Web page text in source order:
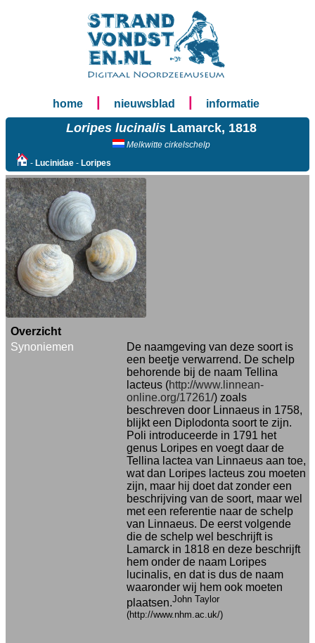
home nieuwsblad informatie
Loripes lucinalisLamarck, 1818
Melkwitte cirkelschelp
- Lucinidae - Loripes
Overzicht
Synoniemen
De naamgeving van deze soort is
een beetje verwarrend. De schelp
behorende bij de naam Tellina
lacteus (http://www.linnean-
online.org/17261/) zoals
beschreven door Linnaeus in 1758,
blijkt een Diplodonta soort te zijn.
Poli introduceerde in 1791 het
genus Loripes en voegt daar de
Tellina lactea van Linnaeus aan toe,
wat dan Loripes lacteus zou moeten
zijn, maar hij doet dat zonder een
beschrijving van de soort, maar wel
met een referentie naar de schelp
van Linnaeus. De eerst volgende
die de schelp wel beschrijft is
Lamarck in 1818 en deze beschrijft
hem onder de naam Loripes
lucinalis, en dat is dus de naam
waaronder wij hem ook moeten
plaatsen.John Taylor
(http://www.nhm.ac.uk/)